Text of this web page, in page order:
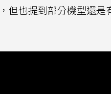
但也提到部分機型還是